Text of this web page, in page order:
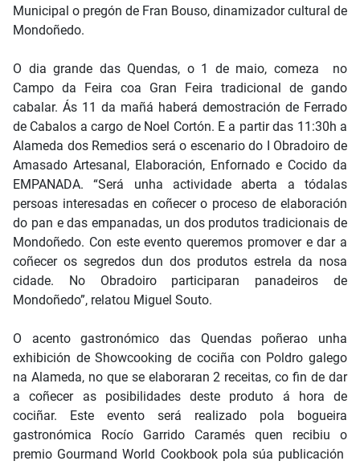
Municipal o pregón de Fran Bouso, dinamizador cultural de
Mondoñedo.
O dia grande das Quendas, o 1 de maio, comeza no
Campo da Feira coa Gran Feira tradicional de gando
cabalar. Ás 11 da mañá haberá demostración de Ferrado
de Cabalos a cargo de Noel Cortón. E a partir das 11:30h a
Alameda dos Remedios será o escenario do I Obradoiro de
Amasado Artesanal, Elaboración, Enfornado e Cocido da
EMPANADA. “Será unha actividade aberta a tódalas
persoas interesadas en coñecer o proceso de elaboración
do pan e das empanadas, un dos produtos tradicionais de
Mondoñedo. Con este evento queremos promover e dar a
coñecer os segredos dun dos produtos estrela da nosa
cidade. No Obradoiro participaran panadeiros de
Mondoñedo”, relatou Miguel Souto.
O acento gastronómico das Quendas poñerao unha
exhibición de Showcooking de cociña con Poldro galego
na Alameda, no que se elaboraran 2 receitas, co fin de dar
a coñecer as posibilidades deste produto á hora de
cociñar. Este evento será realizado pola bogueira
gastronómica Rocío Garrido Caramés quen recibiu o
premio Gourmand World Cookbook pola súa publicación